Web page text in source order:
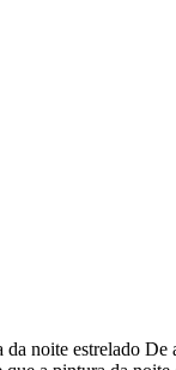
da noite estrelado De